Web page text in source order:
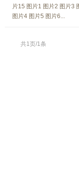
片15 图片1 图片2 图片3
图片4 图片5 图片6...
共1页/1条